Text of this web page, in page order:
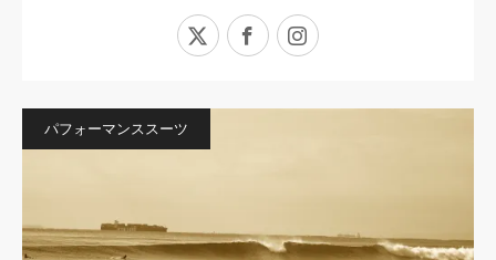
Facebook
パフォーマンススーツ